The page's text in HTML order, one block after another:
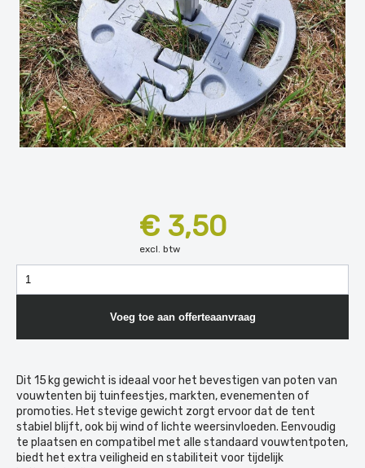
€ 3,50
excl. btw
Voeg toe aan offerteaanvraag
Dit 15 kg gewicht is ideaal voor het bevestigen van poten van
vouwtenten bij tuinfeestjes, markten, evenementen of
promoties. Het stevige gewicht zorgt ervoor dat de tent
stabiel blijft, ook bij wind of lichte weersinvloeden. Eenvoudig
te plaatsen en compatibel met alle standaard vouwtentpoten,
biedt het extra veiligheid en stabiliteit voor tijdelijk